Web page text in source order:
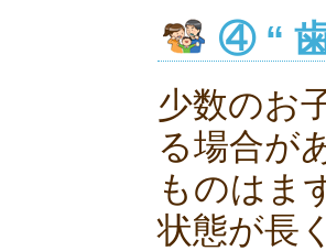
④ “
少数のお
る場合が
ものはま
状態が長